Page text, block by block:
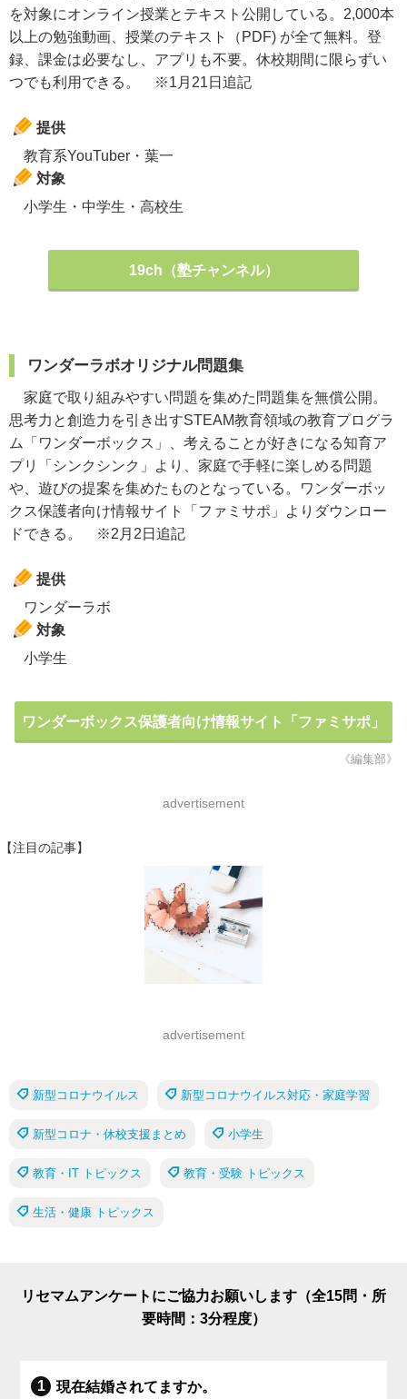
を対象にオンライン授業とテキスト公開している。2,000本
以上の勉強動画、授業のテキスト（PDF) が全て無料。登
録、課金は必要なし、アプリも不要。休校期間に限らずい
つでも利用できる。 ※1月21日追記
提供
教育系YouTuber・葉一
対象
小学生・中学生・高校生
19ch（塾チャンネル）
ワンダーラボオリジナル問題集
家庭で取り組みやすい問題を集めた問題集を無償公開。
思考力と創造力を引き出すSTEAM教育領域の教育プログラ
ム「ワンダーボックス」、考えることが好きになる知育ア
プリ「シンクシンク」より、家庭で手軽に楽しめる問題
や、遊びの提案を集めたものとなっている。ワンダーボッ
クス保護者向け情報サイト「ファミサポ」よりダウンロー
ドできる。 ※2月2日追記
提供
ワンダーラボ
対象
小学生
ワンダーボックス保護者向け情報サイト「ファミサポ」
《編集部》
advertisement
【注目の記事】
advertisement
新型コロナウイルス 新型コロナウイルス対応・家庭学習
新型コロナ・休校支援まとめ 小学生
教育・IT トピックス 教育・受験 トピックス
生活・健康 トピックス
リセマムアンケートにご協力お願いします（全15問・所
要時間：3分程度）
現在結婚されてますか。